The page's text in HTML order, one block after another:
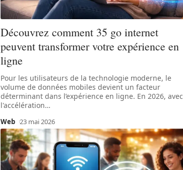
Découvrez comment 35 go internet
peuvent transformer votre expérience en
ligne
Pour les utilisateurs de la technologie moderne, le
volume de données mobiles devient un facteur
déterminant dans l’expérience en ligne. En 2026, avec
l'accélération…
Web 23 mai 2026